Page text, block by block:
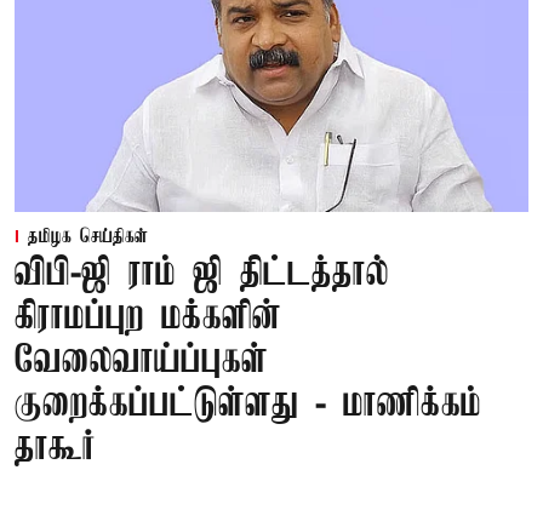
தமிழக செய்திகள்
விபி-ஜி ராம் ஜி திட்டத்தால்
கிராமப்புற மக்களின்
வேலைவாய்ப்புகள்
குறைக்கப்பட்டுள்ளது - மாணிக்கம்
தாகூர்